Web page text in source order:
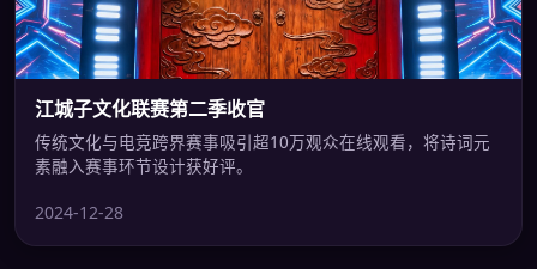
江城子文化联赛第二季收官
传统文化与电竞跨界赛事吸引超10万观众在线观看，将诗词元
素融入赛事环节设计获好评。
2024-12-28